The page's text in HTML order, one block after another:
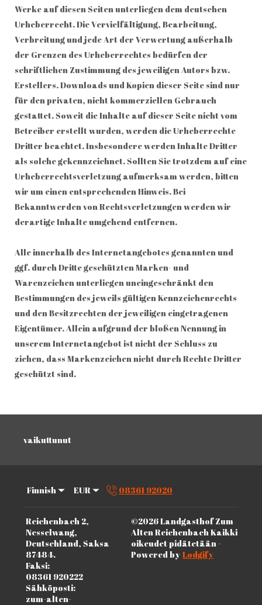
Werke auf diesen Seiten unterliegen dem deutschen
Urheberrecht. Die Vervielfältigung, Bearbeitung,
Verbreitung und jede Art der Verwertung außerhalb
der Grenzen des Urheberrechtes bedürfen der
schriftlichen Zustimmung des jeweiligen Autors bzw.
Erstellers. Downloads und Kopien dieser Seite sind nur
für den privaten, nicht kommerziellen Gebrauch
gestattet. Soweit die Inhalte auf dieser Seite nicht vom
Betreiber erstellt wurden, werden die Urheberrechte
Dritter beachtet. Insbesondere werden Inhalte Dritter
als solche gekennzeichnet. Sollten Sie trotzdem auf eine
Urheberrechtsverletzung aufmerksam werden, bitten
wir um einen entsprechenden Hinweis. Bei
Bekanntwerden von Rechtsverletzungen werden wir
derartige Inhalte umgehend entfernen.
Alle innerhalb des Internetangebotes genannten und
ggf. durch Dritte geschützten Marken- und
Warenzeichen unterliegen uneingeschränkt den
Bestimmungen des jeweils gültigen Kennzeichenrechts
und den Besitzrechten der jeweiligen eingetragenen
Eigentümer. Allein aufgrund der bloßen Nennung in
unserem Internetangebot ist nicht der Schluss zu
ziehen, dass Markenzeichen nicht durch Rechte Dritter
geschützt sind.
vaikuttunut
Finnish EUR 08361 92020
Reichenbach 2,
Nesselwang,
Deutschland, Saksa
87484.
Faksi:
08361 920222
Sähköposti:
zum-alten-
©2026Landgasthof Zum
Alten ReichenbachKaikki
oikeudet pidätetään-
Powered by Lodgify